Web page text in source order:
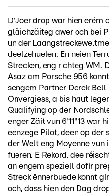
D'Joer drop war hien erëm
gläichzäiteg awer och bei
un der
deelzehuelen. En neien
Strecken, eng richteg WM.
Asaz am Porsche 956
sengem Partner Derek Bell
Onvergiess, a bis haut
Qualifying op der
enger Zäit vun 6'11"13 war
eenzege Pilot, deen op der
der Welt eng Moyenne vun
fueren. E Rekord, dee
an engem speziell dofir
Streck ënnerbuede konnt
och, dass hien den Dag